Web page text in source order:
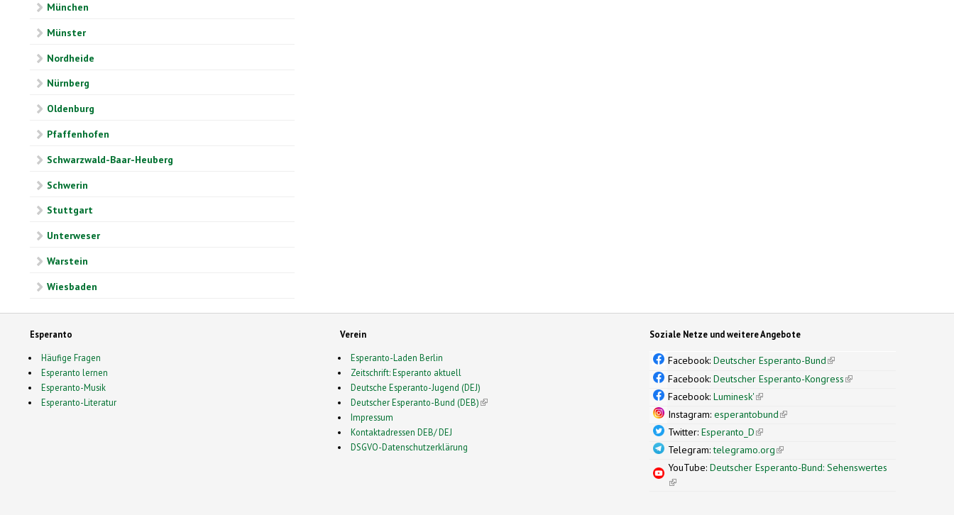
München
Münster
Nordheide
Nürnberg
Oldenburg
Pfaffenhofen
Schwarzwald-Baar-Heuberg
Schwerin
Stuttgart
Unterweser
Warstein
Wiesbaden
Esperanto
Häufige Fragen
Esperanto lernen
Esperanto-Musik
Esperanto-Literatur
Verein
Esperanto-Laden Berlin
Zeitschrift: Esperanto aktuell
Deutsche Esperanto-Jugend (DEJ)
Deutscher Esperanto-Bund (DEB)(link is external)
Impressum
Kontaktadressen DEB/ DEJ
DSGVO-Datenschutzerklärung
Soziale Netze und weitere Angebote
Facebook:Deutscher Esperanto-Bund(link is external)
Facebook:Deutscher Esperanto-Kongress(link is external)
Facebook:Luminesk'(link is external)
Instagram:esperantobund(link is external)
Twitter:Esperanto_D(link is external)
Telegram:telegramo.org(link is external)
YouTube:Deutscher Esperanto-Bund: Sehenswertes
(link is external)